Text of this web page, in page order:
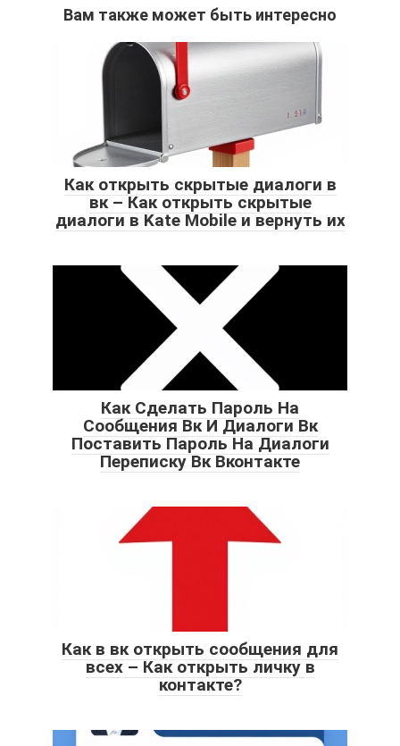
Вам также может быть интересно
Как открыть скрытые диалоги в
вк – Как открыть скрытые
диалоги в Kate Mobile и вернуть их
Как Сделать Пароль На
Сообщения Вк И Диалоги Вк
Поставить Пароль На Диалоги
Переписку Вк Вконтакте
Как в вк открыть сообщения для
всех – Как открыть личку в
контакте?